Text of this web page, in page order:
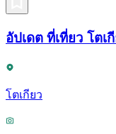
อัปเดต ที่เที่ยว โต
โตเกียว